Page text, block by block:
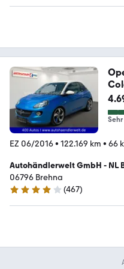
EZ 06/2016• 122.169 km • 66
Autohändlerwelt GmbH - NL
06796 Brehna
4 Sterne
(467)